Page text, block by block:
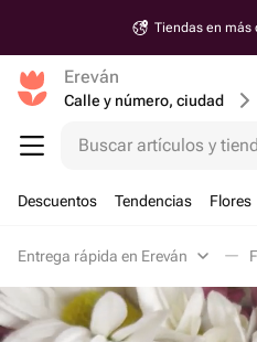
Tiendas en más
Ereván
Calle y número, ciudad
Buscar artículos y
Descuentos Tendencias Flores
Entrega rápida en Ereván